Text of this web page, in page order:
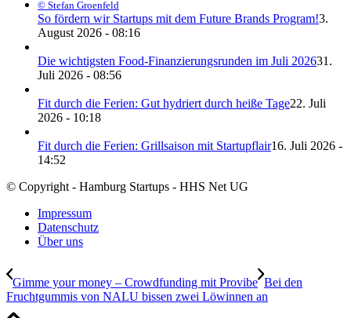
© Stefan Groenfeld
So fördern wir Startups mit dem Future Brands Program!3.
August 2026 - 08:16
Die wichtigsten Food-Finanzierungsrunden im Juli 202631.
Juli 2026 - 08:56
Fit durch die Ferien: Gut hydriert durch heiße Tage22. Juli
2026 - 10:18
Fit durch die Ferien: Grillsaison mit Startupflair16. Juli 2026 -
14:52
© Copyright - Hamburg Startups - HHS Net UG
Impressum
Datenschutz
Über uns
Gimme your money – Crowdfunding mit Provibe Bei den
Fruchtgummis von NALU bissen zwei Löwinnen an